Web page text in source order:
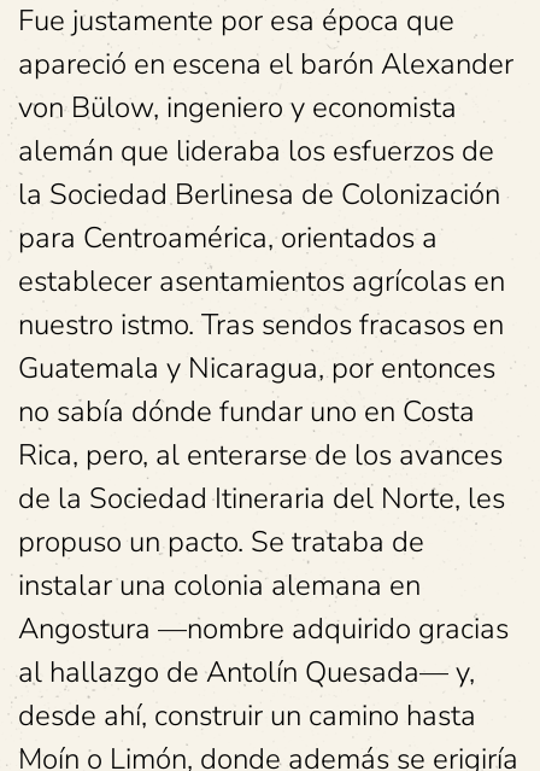
Fue justamente por esa época que
apareció en escena el barón Alexander
von Bülow, ingeniero y economista
alemán que lideraba los esfuerzos de
la Sociedad Berlinesa de Colonización
para Centroamérica, orientados a
establecer asentamientos agrícolas en
nuestro istmo. Tras sendos fracasos en
Guatemala y Nicaragua, por entonces
no sabía dónde fundar uno en Costa
Rica, pero, al enterarse de los avances
de la Sociedad Itineraria del Norte, les
propuso un pacto. Se trataba de
instalar una colonia alemana en
Angostura —nombre adquirido gracias
al hallazgo de Antolín Quesada— y,
desde ahí, construir un camino hasta
Moín o Limón, donde además se erigiría